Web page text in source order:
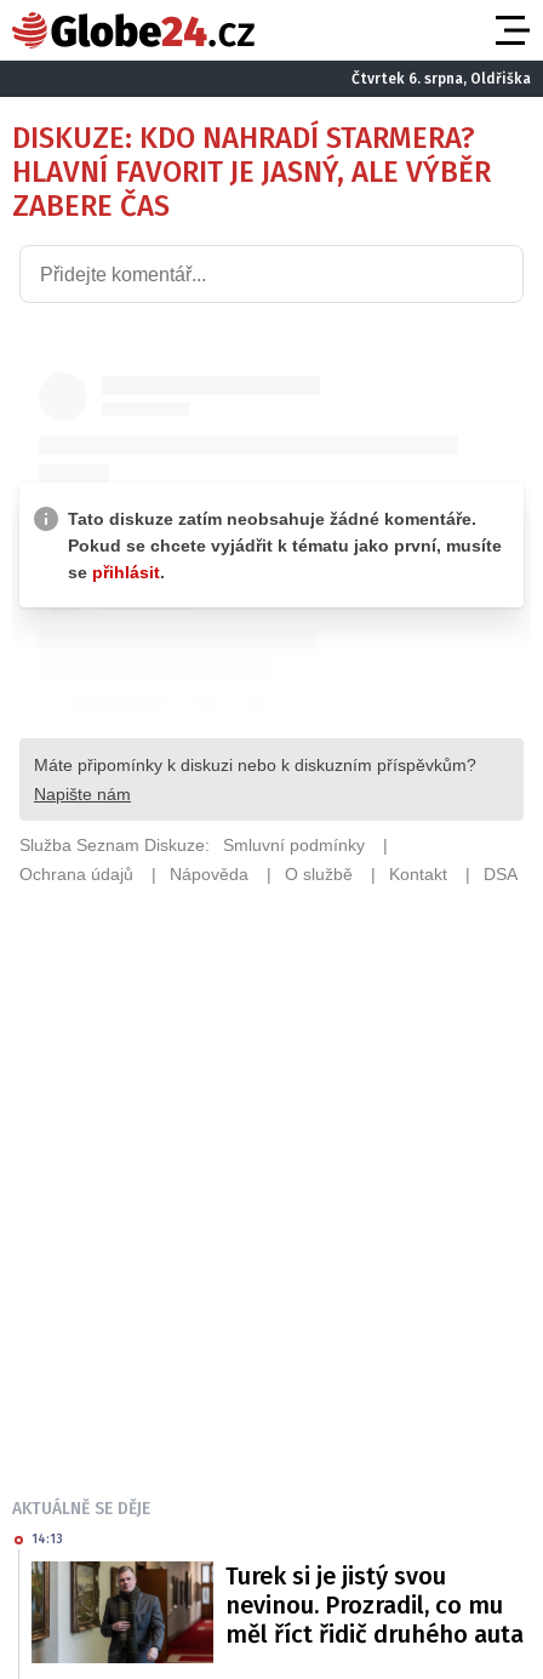
Čtvrtek 6. srpna, Oldřiška
DISKUZE: KDO NAHRADÍ STARMERA?
HLAVNÍ FAVORIT JE JASNÝ, ALE VÝBĚR
ZABERE ČAS
AKTUÁLNĚ SE DĚJE
14:13
Turek si je jistý svou
nevinou. Prozradil, co mu
měl říct řidič druhého auta